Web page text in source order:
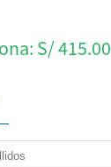
S/ 415.00